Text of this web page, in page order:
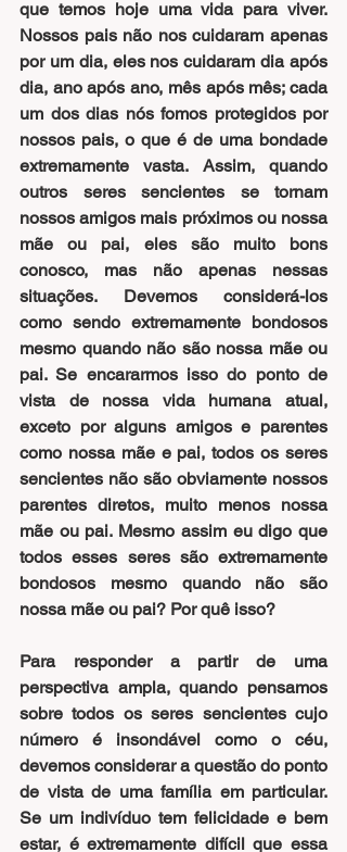
que temos hoje uma vida para viver.
Nossos pais não nos cuidaram apenas
por um dia, eles nos cuidaram dia após
dia, ano após ano, mês após mês; cada
um dos dias nós fomos protegidos por
nossos pais, o que é de uma bondade
extremamente vasta. Assim, quando
outros seres sencientes se tornam
nossos amigos mais próximos ou nossa
mãe ou pai, eles são muito bons
conosco, mas não apenas nessas
situações. Devemos considerá-los
como sendo extremamente bondosos
mesmo quando não são nossa mãe ou
pai. Se encararmos isso do ponto de
vista de nossa vida humana atual,
exceto por alguns amigos e parentes
como nossa mãe e pai, todos os seres
sencientes não são obviamente nossos
parentes diretos, muito menos nossa
mãe ou pai. Mesmo assim eu digo que
todos esses seres são extremamente
bondosos mesmo quando não são
nossa mãe ou pai? Por quê isso?
Para responder a partir de uma
perspectiva ampla, quando pensamos
sobre todos os seres sencientes cujo
número é insondável como o céu,
devemos considerar a questão do ponto
de vista de uma família em particular.
Se um indivíduo tem felicidade e bem
estar, é extremamente difícil que essa